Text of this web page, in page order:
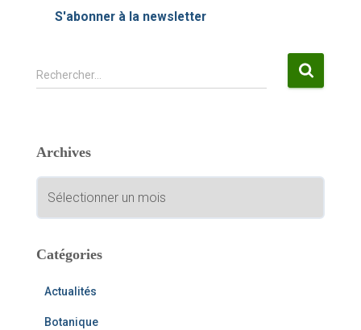
S'abonner à la newsletter
R
e
r
r
:
Rechercher…
Archives
c
iCatégories
Actualités
Botanique